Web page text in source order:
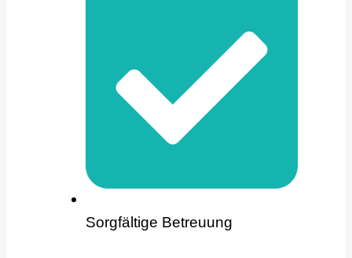
Sorgfältige Betreuung